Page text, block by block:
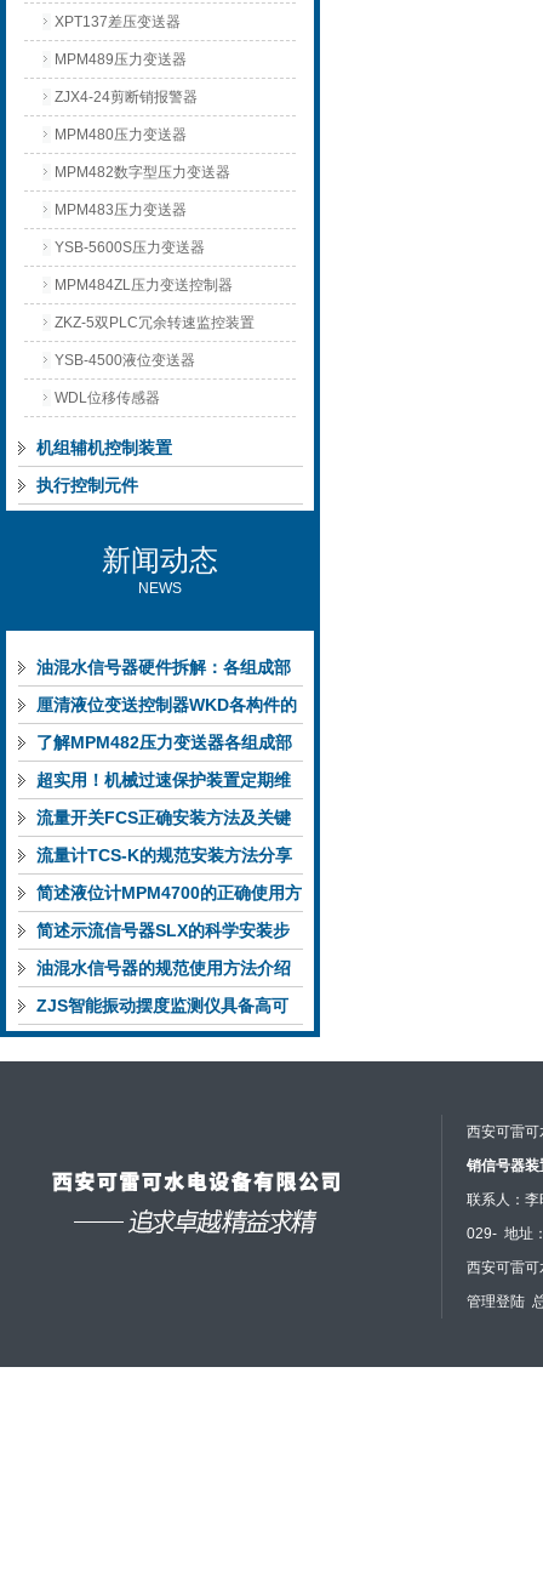
XPT137差压变送器
MPM489压力变送器
ZJX4-24剪断销报警器
MPM480压力变送器
MPM482数字型压力变送器
MPM483压力变送器
YSB-5600S压力变送器
MPM484ZL压力变送控制器
ZKZ-5双PLC冗余转速监控装置
YSB-4500液位变送器
WDL位移传感器
机组辅机控制装置
执行控制元件
新闻动态
NEWS
油混水信号器硬件拆解：各组成部
件的功能特点与性能指标
厘清液位变送控制器WKD各构件的
功能特性稳定完成液位监测
了解MPM482压力变送器各组成部
件功能特点有助于提升选型合理性
超实用！机械过速保护装置定期维
护保养方法大汇总
流量开关FCS正确安装方法及关键
要点专业分享
流量计TCS-K的规范安装方法分享
简述液位计MPM4700的正确使用方
法
简述示流信号器SLX的科学安装步
骤
油混水信号器的规范使用方法介绍
ZJS智能振动摆度监测仪具备高可
靠性与自诊断能力
西安可雷
销信号器装
联系人：
029- 地址
西安可雷
管理登陆